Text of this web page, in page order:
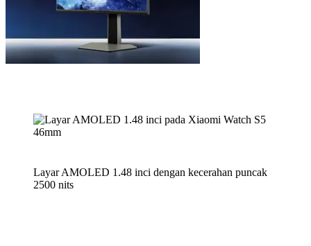
Layar AMOLED 1.48 inci dengan kecerahan puncak
2500 nits